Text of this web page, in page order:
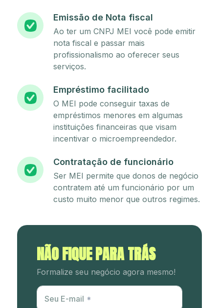
Emissão de Nota fiscal
Ao ter um CNPJ MEI você pode emitir
nota fiscal e passar mais
profissionalismo ao oferecer seus
serviços.
Empréstimo facilitado
O MEI pode conseguir taxas de
empréstimos menores em algumas
instituições financeiras que visam
incentivar o microempreendedor.
Contratação de funcionário
Ser MEI permite que donos de negócio
contratem até um funcionário por um
custo muito menor que outros regimes.
NÃO FIQUE PARA TRÁS
Formalize seu negócio agora mesmo!
Utm Content
Seu E-mail